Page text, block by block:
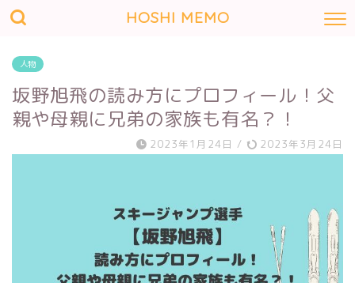
HOSHI MEMO
人物
坂野旭飛の読み方にプロフィール！父
親や母親に兄弟の家族も有名？！
2023年1月24日 / 2023年3月24日